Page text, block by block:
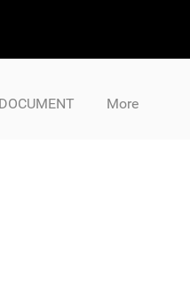
DOCUMENT More